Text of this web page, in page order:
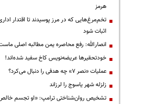
هرمز
تخم‌مرغ‌هایی که در مرز پوسیدند تا اقتدار
اثبات شود
انصارالله: رفع محاصره یمن مطالبه اصلی
خودتحقیرها عریضه‌نویس کاخ سفید شده‌اند!
عملیات «نصر ۷» چه هدفی را دنبال می‌کرد؟
زلزله شهر یاسوج را لرزاند
تشخیص روان‌شناختی ترامپ: «او تجسم